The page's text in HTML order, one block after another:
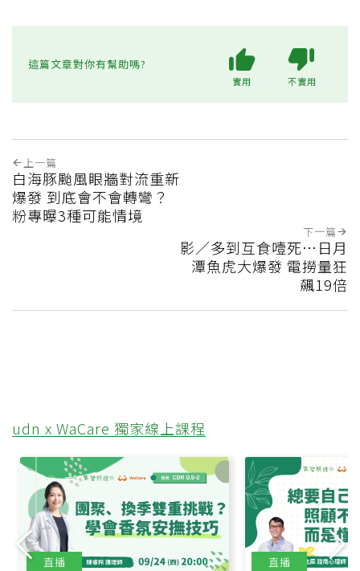
這篇文章對你有幫助嗎?
實用 不實用
上一篇
白海豚颱風眼牆對流重新
爆發 到底會不會轉彎？
粉專曝3種可能情境
下一篇
影／多到互食噎死…日月
潭魚虎大爆發 電撈量狂
飆19倍
udn x WaCare 獨家線上課程
直播 直播